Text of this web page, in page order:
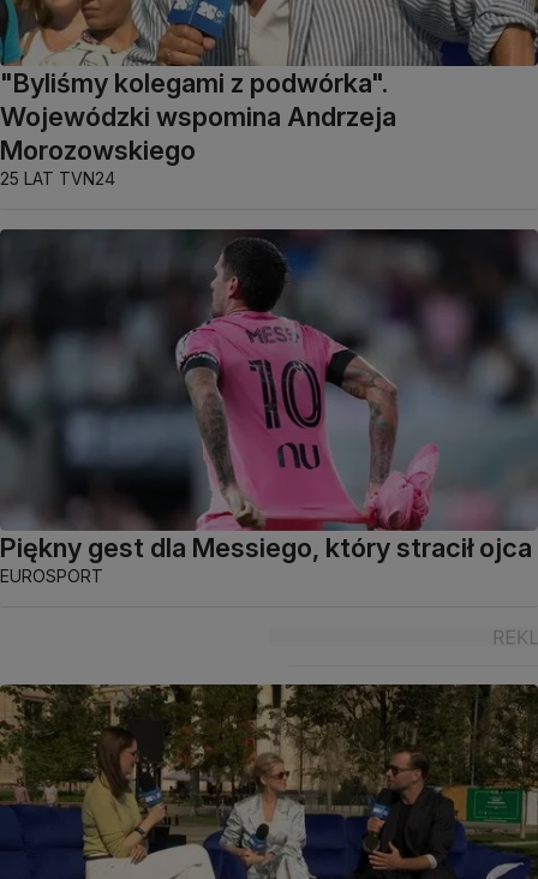
"Byliśmy kolegami z podwórka".
Wojewódzki wspomina Andrzeja
Morozowskiego
25 LAT TVN24
Piękny gest dla Messiego, który stracił ojca
EUROSPORT